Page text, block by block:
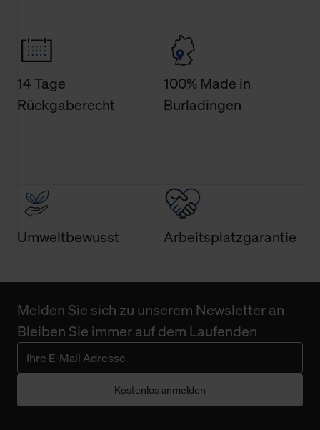
Technologien sowie die Nutzung Ihrer persönlichen Daten
finden Sie in unserer Datenschutzerklärung.
14 Tage
Rückgaberecht
100% Made in
Burladingen
Umweltbewusst Arbeitsplatzgarantie
Melden Sie sich zu unserem Newsletter an
Bleiben Sie immer auf dem Laufenden
Kostenlos anmelden